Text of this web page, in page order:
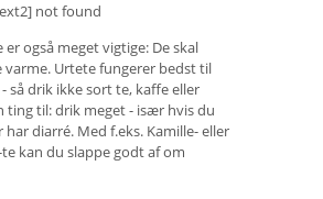
not found
er også meget vigtige: De skal
Urtete fungerer bedst til
så drik ikke sort te, kaffe eller
ting til: drik meget - især hvis du
har diarré. Med f.eks. Kamille- eller
kan du slappe godt af om